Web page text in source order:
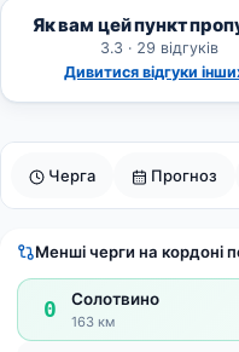
Черга Прогноз
Як вам цей пункт
3.3 · 29 відгуків
Дивитися відгуки
Менші черги на кордоні
0 Солотвино
163 км